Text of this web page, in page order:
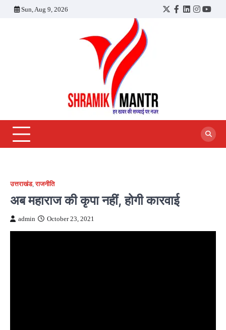
Sun, Aug 9, 2026
Twitter
Facebook
LinkedIn
उत्तराखंड,राजनीति
अब महाराज की कृपा नहीं, होगी कारवाई
admin October 23, 2021